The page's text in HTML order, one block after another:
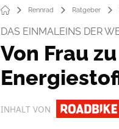
Rennrad Ratgeber
DAS EINMALEINS DER
Von Frau
INHALT VON